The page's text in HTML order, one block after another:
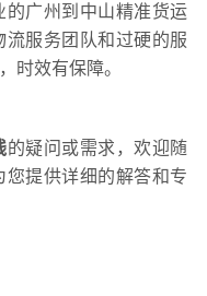
广州到中山精准货运
服务团队和过硬的服
时效有保障。
的疑问或需求，欢迎随
提供详细的解答和专